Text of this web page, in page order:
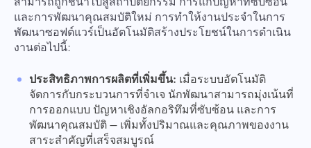
และการพัฒนาคุณสมบัติใหม่ การทำให้งานประจำในการ
พัฒนาซอฟต์แวร์เป็นอัตโนมัติสร้างประโยชน์ในการดำเนิน
งานต่อไปนี้:
ประสิทธิภาพการผลิตที่เพิ่มขึ้น: เมื่อระบบอัตโนมัติ
จัดการกับกระบวนการที่จำเจ นักพัฒนาสามารถมุ่งเน้นที่
การออกแบบ ปัญหาเชิงอัลกอริทึมที่ซับซ้อน และการ
พัฒนาคุณสมบัติ — เพิ่มทั้งปริมาณและคุณภาพของงาน
สาระสำคัญที่เสร็จสมบูรณ์